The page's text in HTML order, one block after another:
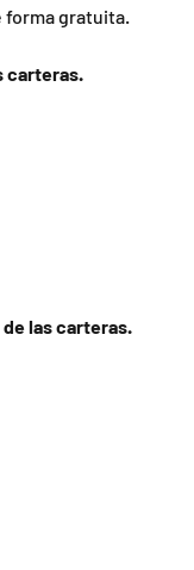
forma gratuita.
carteras.
las carteras.